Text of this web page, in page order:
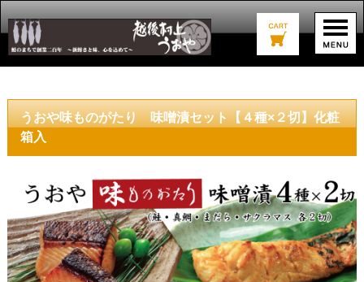
うおや味ものがたり 味噌漬セット【４種×２切】化粧
箱入